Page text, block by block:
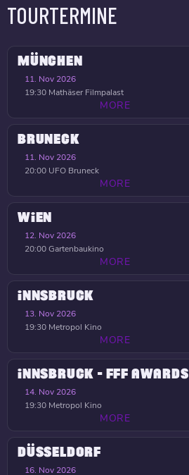
TOURTERMINE
MÜNCHEN
11. Nov 2026
19:30 Mathäser Filmpalast
MORE
BRUNECK
11. Nov 2026
20:00 UFO Bruneck
MORE
WIEN
12. Nov 2026
20:00Gartenbaukino
MORE
INNSBRUCK
13. Nov 2026
19:30 Metropol Kino
MORE
INNSBRUCK - FFF AWARDS
14. Nov 2026
19:30 Metropol Kino
MORE
DÜSSELDORF
16. Nov 2026